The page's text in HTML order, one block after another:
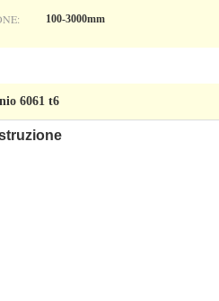
100-3000mm
6061 t6